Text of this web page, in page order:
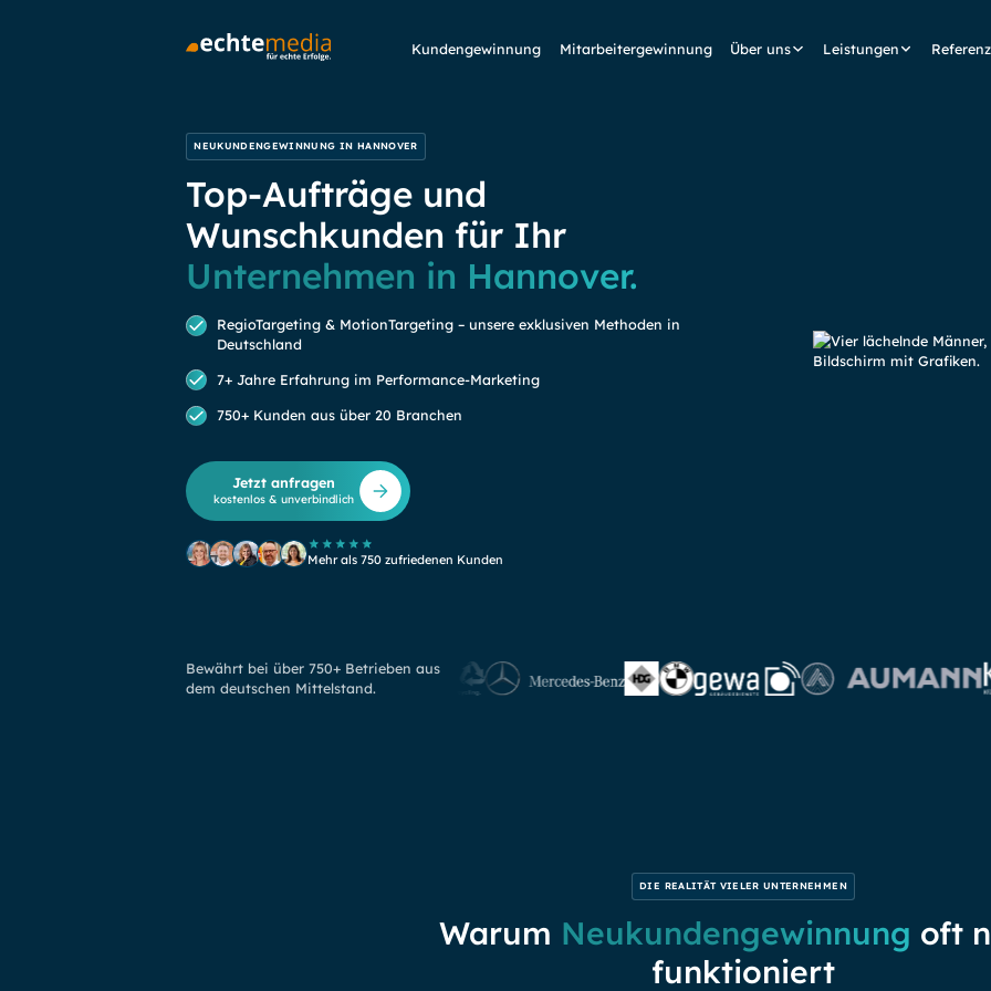
Kundengewinnung Mitarbeitergewinnung Über uns Leistungen
NEUKUNDENGEWINNUNG IN HANNOVER
Top-Aufträge und
Wunschkunden für Ihr
Unternehmen in Hannover.
RegioTargeting & MotionTargeting – unsere exklusiven Methoden in
Deutschland
7+ Jahre Erfahrung im Performance-Marketing
750+ Kunden aus über 20 Branchen
Jetzt anfragen
kostenlos & unverbindlich
Mehr als 750 zufriedenen Kunden
Bewährt bei über 750+ Betrieben aus
dem deutschen Mittelstand.
DIE REALITÄT VIELER UNTERNEHMEN
Warum Neukundengewinnung oft
funktioniert